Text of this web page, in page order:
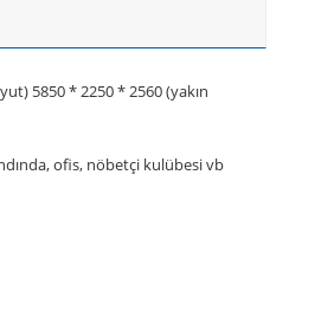
5850 * 2250 * 2560 (yakın
ofis, nöbetçi kulübesi vb